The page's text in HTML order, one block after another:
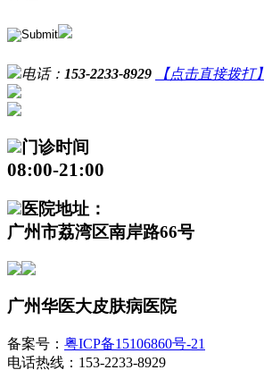
电话： 153-2233-8929 【点击直接拨打】
门诊时间
08:00-21:00
医院地址：
广州市荔湾区南岸路66号
广州华医大皮肤病医院
备案号： 粤ICP备15106860号-21
电话热线：153-2233-8929